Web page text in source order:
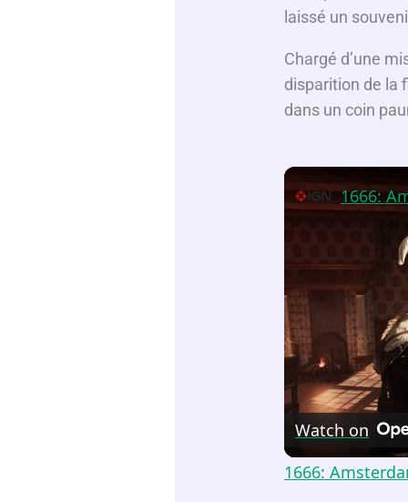
laissé un
Chargé d’une
disparition de la
dans un coin
Watch on
1666: